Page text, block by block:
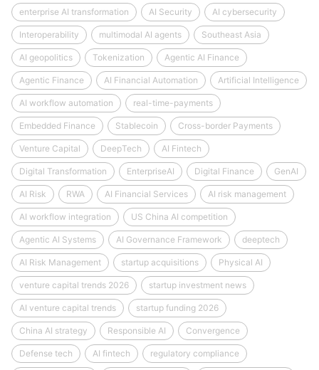
enterprise AI transformation AI Security AI cybersecurity
Interoperability multimodal AI agents Southeast Asia
AI geopolitics Tokenization Agentic AI Finance
Agentic Finance AI Financial Automation Artificial Intelligence
AI workflow automation real-time-payments
Embedded Finance Stablecoin Cross-border Payments
Venture Capital DeepTech AI Fintech
Digital Transformation EnterpriseAI Digital Finance GenAI
AI Risk RWA AI Financial Services AI risk management
AI workflow integration US China AI competition
Agentic AI Systems AI Governance Framework deeptech
AI Risk Management startup acquisitions Physical AI
venture capital trends 2026 startup investment news
AI venture capital trends startup funding 2026
China AI strategy Responsible AI Convergence
Defense tech AI fintech regulatory compliance